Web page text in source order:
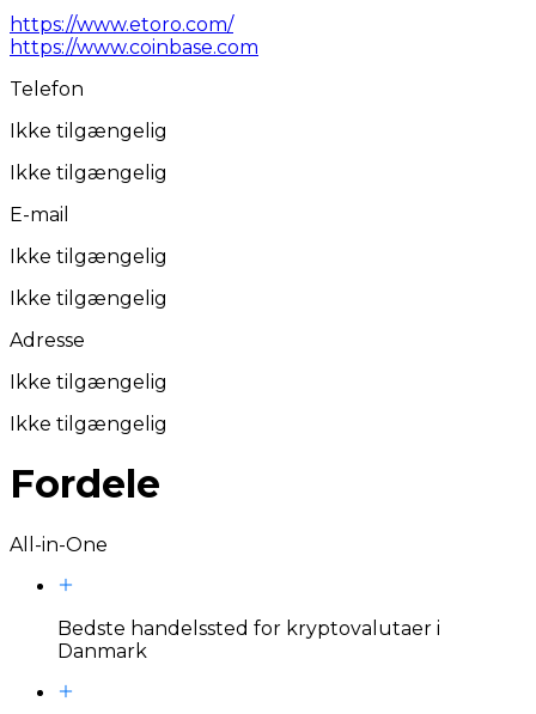
https://www.etoro.com/
https://www.coinbase.com
Telefon
Ikke tilgængelig
Ikke tilgængelig
E-mail
Ikke tilgængelig
Ikke tilgængelig
Adresse
Ikke tilgængelig
Ikke tilgængelig
Fordele
All-in-One
Bedste handelssted for kryptovalutaer i
Danmark